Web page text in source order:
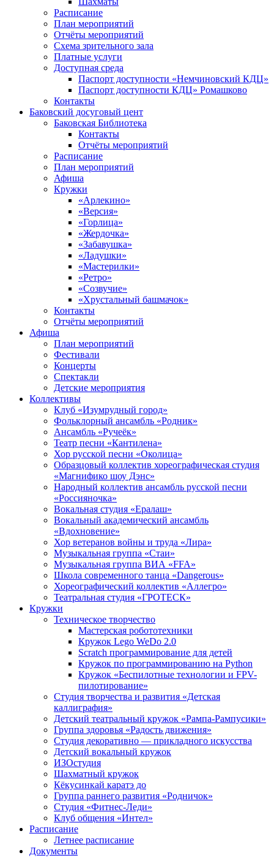
Расписание
План мероприятий
Отчёты мероприятий
Схема зрительного зала
Платные услуги
Доступная среда
Паспорт доступности «Немчиновский КДЦ»
Паспорт доступности КДЦ» Ромашково
Контакты
Баковский досуговый цент
Баковская Библиотека
Контакты
Отчёты мероприятий
Расписание
План мероприятий
Афиша
Кружки
«Арлекино»
«Версия»
«Горлица»
«Жердочка»
«Забавушка»
«Ладушки»
«Мастерилки»
«Ретро»
«Созвучие»
«Хрустальный башмачок»
Контакты
Отчёты мероприятий
Афиша
План мероприятий
Фестивали
Концерты
Спектакли
Детские мероприятия
Коллективы
Клуб «Изумрудный город»
Фольклорный ансамбль «Родник»
Ансамбль «Ручеёк»
Театр песни «Кантилена»
Хор русской песни «Околица»
Образцовый коллектив хореографическая студия
«Магнифико шоу Дэнс»
Народный коллектив ансамбль русской песни
«Россияночка»
Вокальная студия «Ералаш»
Вокальный академический ансамбль
«Вдохновение»
Хор ветеранов войны и труда «Лира»
Музыкальная группа «Стаи»
Музыкальная группа ВИА «FFA»
Школа современного танца «Dangerous»
Хореографический коллектив «Аллегро»
Театральная студия «ГРОТЕСК»
Кружки
Техническое творчество
Мастерская робототехники
Кружок Lego WeDo 2.0
Scratch программирование для детей
Кружок по программированию на Python
Кружок «Беспилотные технологии и FPV-
пилотирование»
Студия творчества и развития «Детская
каллиграфия»
Детский театральный кружок «Рампа-Рампусики»
Группа здоровья «Радость движения»
Студия декоративно — прикладного искусства
Детский вокальный кружок
ИЗОстудия
Шахматный кружок
Кёкусинкай каратэ до
Группа раннего развития «Родничок»
Cтудия «Фитнес-Леди»
Клуб общения «Интел»
Расписание
Летнее расписание
Документы